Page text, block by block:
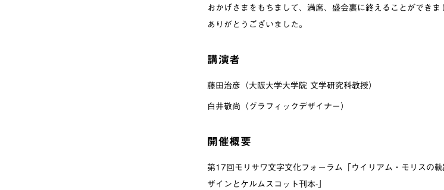
おかげさまをもちまして、満席、盛会裏に終えることができま
ありがとうございました。
講演者
藤田治彦（大阪大学大学院 文学研究科教授）
白井敬尚（グラフィックデザイナー）
開催概要
第17回モリサワ文字文化フォーラム「ウイリアム・モリスの
ザインとケルムスコット刊本-」